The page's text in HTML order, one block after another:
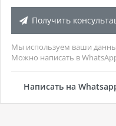
Получить
Мы используем ваши
Можно написать в
Написать на